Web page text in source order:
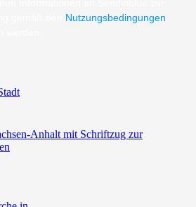
Nutzungsbedingungen